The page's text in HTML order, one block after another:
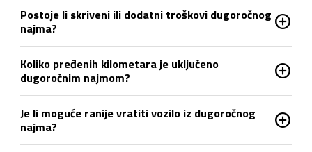
Postoje li skriveni ili dodatni troškovi dugoročnog
najma?
add_circle
Koliko pređenih kilometara je uključeno
dugoročnim najmom?
add_circle
Je li moguće ranije vratiti vozilo iz dugoročnog
najma?
add_circle